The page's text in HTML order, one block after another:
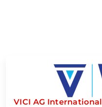
VICI AG International